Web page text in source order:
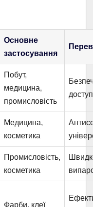
Основне
застосування
Побут,
медицина,
промисловість
Медицина,
косметика
Промисловість,
косметика
Фарби, клеї